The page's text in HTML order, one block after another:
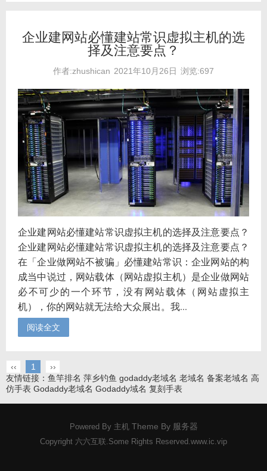
企业建网站必懂建站常识虚拟主机的选
择及注意要点？
作者:zhushican 2021年10月26日 浏览:697
企业建网站必懂建站常识虚拟主机的选择及注意要点？
企业建网站必懂建站常识虚拟主机的选择及注意要点？
在「企业做网站不被骗」必懂建站常识：企业网站的构
成当中说过，网站载体（网站虚拟主机）是企业做网站
必不可少的一个环节，没有网站载体（网站虚拟主
机），你的网站就无法给大众展出。我...
阅读全文
‹‹ 1
››
友情链接： 鱼竿排名 萍乡钓鱼 godaddy老域名 老域名 备案老域名 高
仿手表 Godaddy老域名 Godaddy域名 复刻手表
Powered By 主机Theme By 服务器
Copyright 六六互联.Some Rights Reserved. www.ic.vip